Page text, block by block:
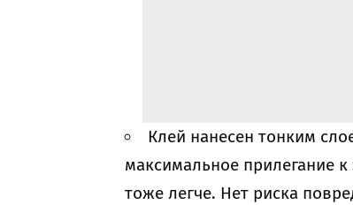
Клей нанесен тонким
максимальное прилегание
тоже легче. Нет риска